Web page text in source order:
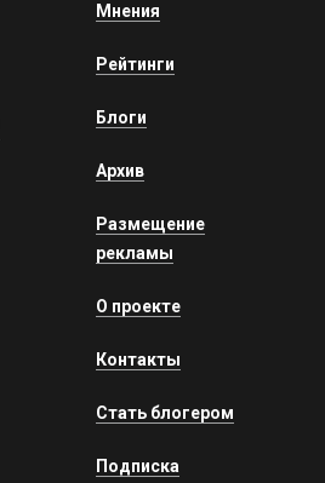
Мнения
Рейтинги
Блоги
Архив
Размещение
рекламы
О проекте
Контакты
Стать блогером
Подписка